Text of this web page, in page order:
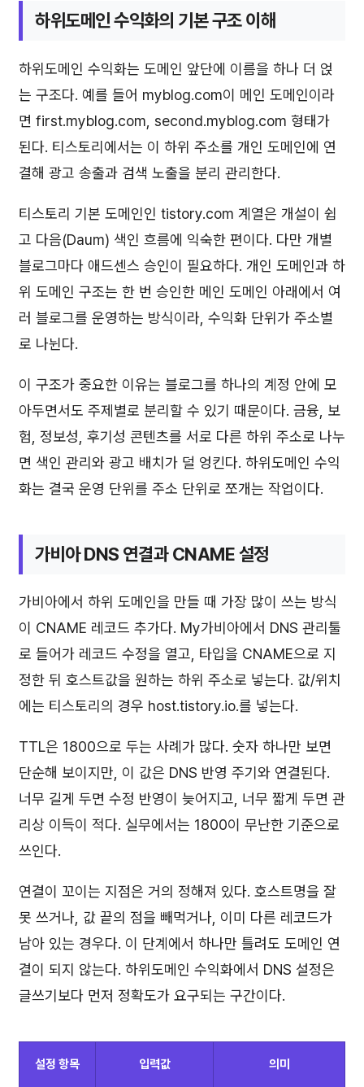
하위도메인 수익화의 기본 구조 이해
하위도메인 수익화는 도메인 앞단에 이름을 하나 더 얹
는 구조다. 예를 들어 myblog.com이 메인 도메인이라
면 first.myblog.com, second.myblog.com 형태가
된다. 티스토리에서는 이 하위 주소를 개인 도메인에 연
결해 광고 송출과 검색 노출을 분리 관리한다.
티스토리 기본 도메인인 tistory.com 계열은 개설이 쉽
고 다음(Daum) 색인 흐름에 익숙한 편이다. 다만 개별
블로그마다 애드센스 승인이 필요하다. 개인 도메인과 하
위 도메인 구조는 한 번 승인한 메인 도메인 아래에서 여
러 블로그를 운영하는 방식이라, 수익화 단위가 주소별
로 나뉜다.
이 구조가 중요한 이유는 블로그를 하나의 계정 안에 모
아두면서도 주제별로 분리할 수 있기 때문이다. 금융, 보
험, 정보성, 후기성 콘텐츠를 서로 다른 하위 주소로 나누
면 색인 관리와 광고 배치가 덜 엉킨다. 하위도메인 수익
화는 결국 운영 단위를 주소 단위로 쪼개는 작업이다.
가비아 DNS 연결과 CNAME 설정
가비아에서 하위 도메인을 만들 때 가장 많이 쓰는 방식
이 CNAME 레코드 추가다. My가비아에서 DNS 관리툴
로 들어가 레코드 수정을 열고, 타입을 CNAME으로 지
정한 뒤 호스트값을 원하는 하위 주소로 넣는다. 값/위치
에는 티스토리의 경우 host.tistory.io.를 넣는다.
TTL은 1800으로 두는 사례가 많다. 숫자 하나만 보면
단순해 보이지만, 이 값은 DNS 반영 주기와 연결된다.
너무 길게 두면 수정 반영이 늦어지고, 너무 짧게 두면 관
리상 이득이 적다. 실무에서는 1800이 무난한 기준으로
쓰인다.
연결이 꼬이는 지점은 거의 정해져 있다. 호스트명을 잘
못 쓰거나, 값 끝의 점을 빼먹거나, 이미 다른 레코드가
남아 있는 경우다. 이 단계에서 하나만 틀려도 도메인 연
결이 되지 않는다. 하위도메인 수익화에서 DNS 설정은
글쓰기보다 먼저 정확도가 요구되는 구간이다.
설정 항목 입력값 의미